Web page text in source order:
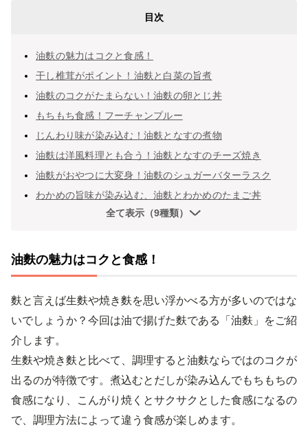
目次
油麩の魅力はコクと食感！
干し椎茸がポイント！油麩と白菜の旨煮
油麩のコクがたまらない！油麩の卵とじ丼
もちもち食感！フーチャンプルー
じんわり味が染み込む！油麩となすの煮物
油麩は洋風料理とも合う！油麩となすのチーズ焼き
油麩がおやつに大変身！油麩のシュガーバターラスク
わかめの旨味が染み込む、油麩とわかめのたまご丼
全て表示（9種類）
油麩の魅力はコクと食感！
麩と言えば生麩や焼き麩を思い浮かべる方が多いのではな
いでしょうか？今回は油で揚げた麩である「油麩」をご紹
介します。
生麩や焼き麩と比べて、調理すると油麩ならではのコクが
出るのが特徴です。煮込むとだしが染み込んでもちもちの
食感になり、こんがり焼くとサクサクとした食感になるの
で、調理方法によって違う食感が楽しめます。